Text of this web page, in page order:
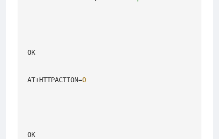
OK
AT+HTTPACTION=0
OK